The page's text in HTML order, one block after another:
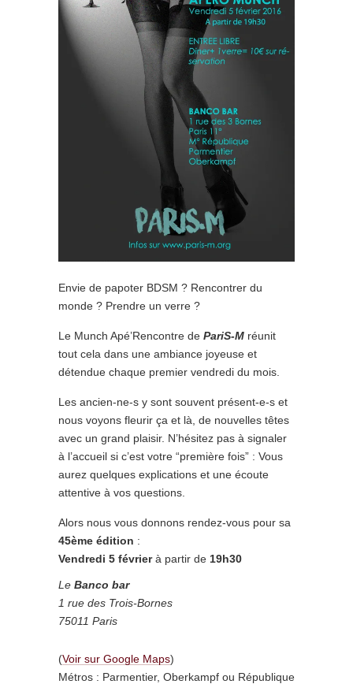
Envie de papoter BDSM ? Rencontrer du
monde ? Prendre un verre ?
Le Munch Apé’Rencontre de PariS-M réunit
tout cela dans une ambiance joyeuse et
détendue chaque premier vendredi du mois.
Les ancien-ne-s y sont souvent présent-e-s et
nous voyons fleurir ça et là, de nouvelles têtes
avec un grand plaisir. N’hésitez pas à signaler
à l’accueil si c’est votre “première fois” : Vous
aurez quelques explications et une écoute
attentive à vos questions.
Alors nous vous donnons rendez-vous pour sa
45ème édition :
Vendredi 5 févrierà partir de 19h30
Le Banco bar
1 rue des Trois-Bornes
75011 Paris
(Voir sur Google Maps)
Métros : Parmentier, Oberkampf ou République